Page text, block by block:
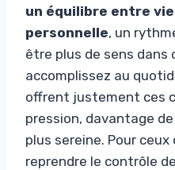
un équilibre entre
personnelle, un
être plus de sens dans
accomplissez au
offrent justement ces
pression, davantage
plus sereine. Pour
reprendre le contrôle